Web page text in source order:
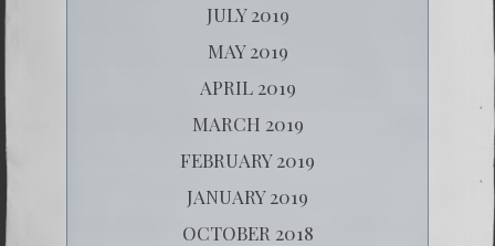
JULY 2019
MAY 2019
APRIL 2019
MARCH 2019
FEBRUARY 2019
JANUARY 2019
OCTOBER 2018